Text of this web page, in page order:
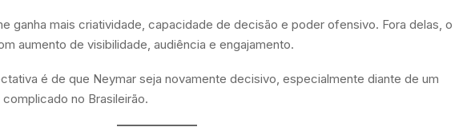
ganha mais criatividade, capacidade de decisão e poder ofensivo. Fora delas, o
aumento de visibilidade, audiência e engajamento.
é de que Neymar seja novamente decisivo, especialmente diante de um
no Brasileirão.